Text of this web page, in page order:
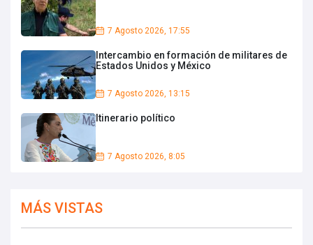
7 Agosto 2026, 17:55
Intercambio en formación de militares de
Estados Unidos y México
7 Agosto 2026, 13:15
Itinerario político
7 Agosto 2026, 8:05
MÁS VISTAS